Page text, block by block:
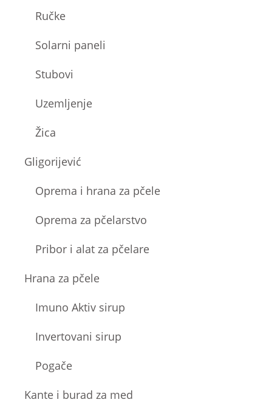
Ručke
Solarni paneli
Stubovi
Uzemljenje
Žica
Gligorijević
Oprema i hrana za pčele
Oprema za pčelarstvo
Pribor i alat za pčelare
Hrana za pčele
Imuno Aktiv sirup
Invertovani sirup
Pogače
Kante i burad za med